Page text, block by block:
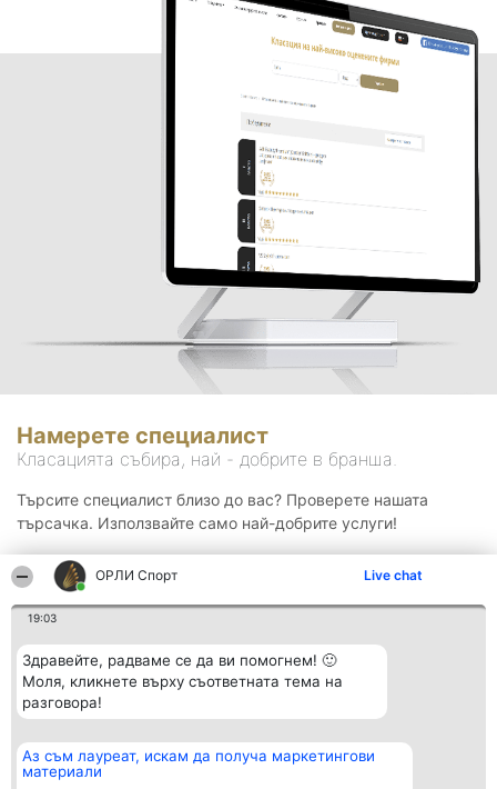
ОРЛИ Спорт Live chat
19:03
Здравейте, радваме се да ви помогнем! 🙂
Моля, кликнете върху съответната тема на
разговора!
Аз съм лауреат, искам да получа маркетингови
материали
Намерете специалист
Класацията събира, най - добрите в бранша.
Търсите специалист близо до вас? Проверете нашата
търсачка. Използвайте само най-добрите услуги!
Организатор на
класиране
Класация Контакти